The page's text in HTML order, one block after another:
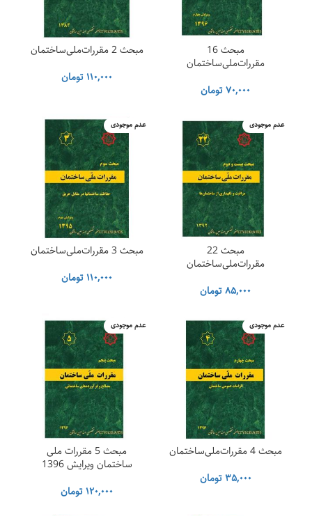
مبحث 16
مقررات‌ملی‌ساختمان
۷۰,۰۰۰تومان
مبحث 2 مقررات‌ملی‌ساختمان
۱۱۰,۰۰۰تومان
عدم موجودی
مبحث 22
مقررات‌ملی‌ساختمان
۸۵,۰۰۰تومان
عدم موجودی
مبحث 3 مقررات‌ملی‌ساختمان
۱۱۰,۰۰۰تومان
عدم موجودی
مبحث 4 مقررات‌ملی‌ساختمان
۳۵,۰۰۰تومان
عدم موجودی
مبحث 5 مقررات ملی
ساختمان ویرایش 1396
۱۲۰,۰۰۰تومان